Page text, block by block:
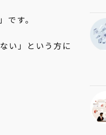
」です。
い」という方に